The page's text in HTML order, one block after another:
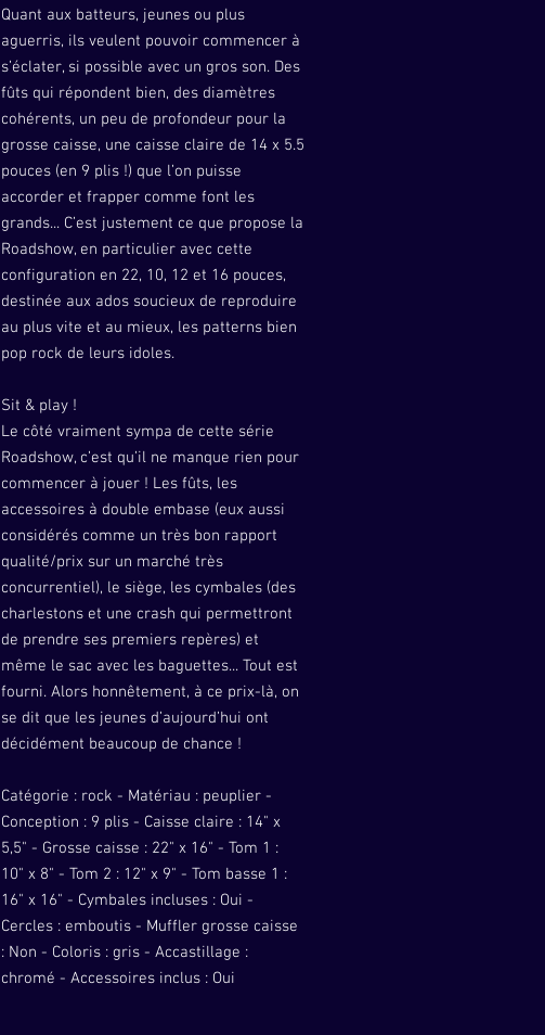
Quant aux batteurs, jeunes ou plus
aguerris, ils veulent pouvoir commencer à
s’éclater, si possible avec un gros son. Des
fûts qui répondent bien, des diamètres
cohérents, un peu de profondeur pour la
grosse caisse, une caisse claire de 14 x 5.5
pouces (en 9 plis !) que l’on puisse
accorder et frapper comme font les
grands... C’est justement ce que propose la
Roadshow, en particulier avec cette
configuration en 22, 10, 12 et 16 pouces,
destinée aux ados soucieux de reproduire
au plus vite et au mieux, les patterns bien
pop rock de leurs idoles.
Sit & play !
Le côté vraiment sympa de cette série
Roadshow, c’est qu’il ne manque rien pour
commencer à jouer ! Les fûts, les
accessoires à double embase (eux aussi
considérés comme un très bon rapport
qualité/prix sur un marché très
concurrentiel), le siège, les cymbales (des
charlestons et une crash qui permettront
de prendre ses premiers repères) et
même le sac avec les baguettes... Tout est
fourni. Alors honnêtement, à ce prix-là, on
se dit que les jeunes d’aujourd’hui ont
décidément beaucoup de chance !
Catégorie : rock - Matériau : peuplier -
Conception : 9 plis - Caisse claire : 14" x
5,5" - Grosse caisse : 22" x 16" - Tom 1 :
10" x 8" - Tom 2 : 12" x 9" - Tom basse 1 :
16" x 16" - Cymbales incluses : Oui -
Cercles : emboutis - Muffler grosse caisse
: Non - Coloris : gris - Accastillage :
chromé - Accessoires inclus : Oui